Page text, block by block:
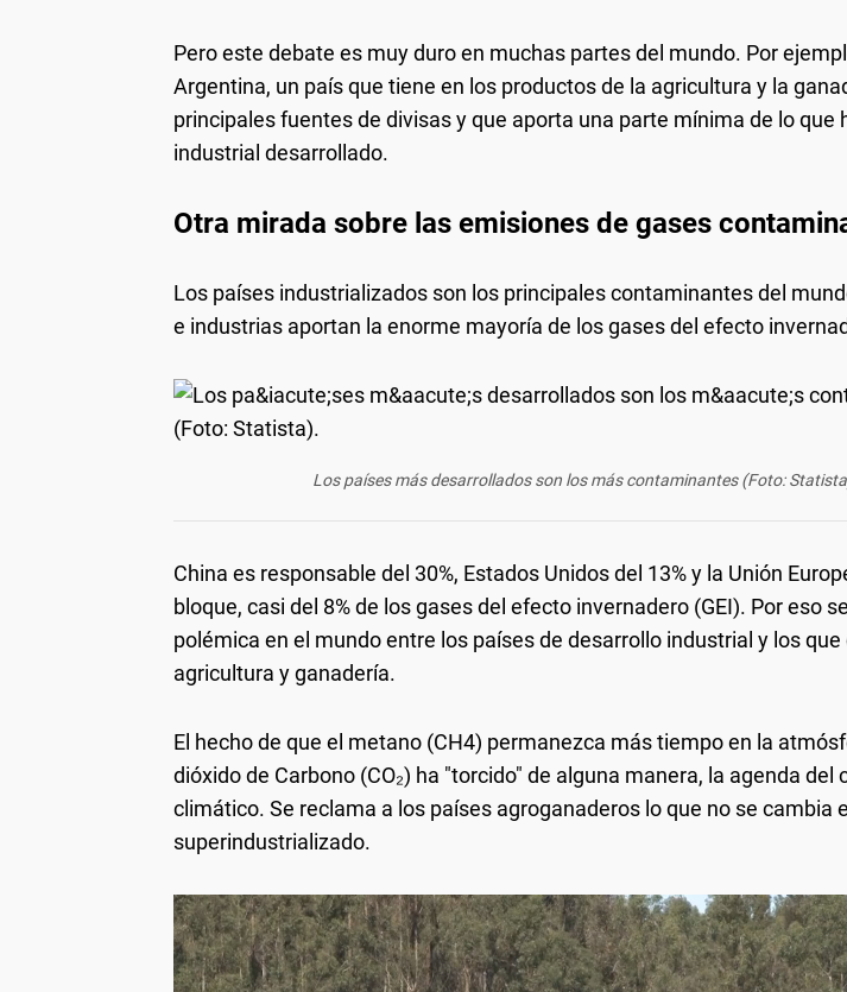
Pero este debate es muy duro en muchas partes del mundo. Por
Argentina, un país que tiene en los productos de la agricultura y la
principales fuentes de divisas y que aporta una parte mínima de lo que
industrial desarrollado.
Otra mirada sobre las emisiones de gases
Los países industrializados son los principales contaminantes del
e industrias aportan la enorme mayoría de los gases del efecto
Los países más desarrollados son los más contaminantes (Foto:
China es responsable del 30%, Estados Unidos del 13% y la Unión
bloque, casi del 8% de los gases del efecto invernadero (GEI). Por eso
polémica en el mundo entre los países de desarrollo industrial y los que
agricultura y ganadería.
El hecho de que el metano (CH4) permanezca más tiempo en la
dióxido de Carbono (CO₂) ha "torcido" de alguna manera, la agenda del
climático. Se reclama a los países agroganaderos lo que no se cambia
superindustrializado.